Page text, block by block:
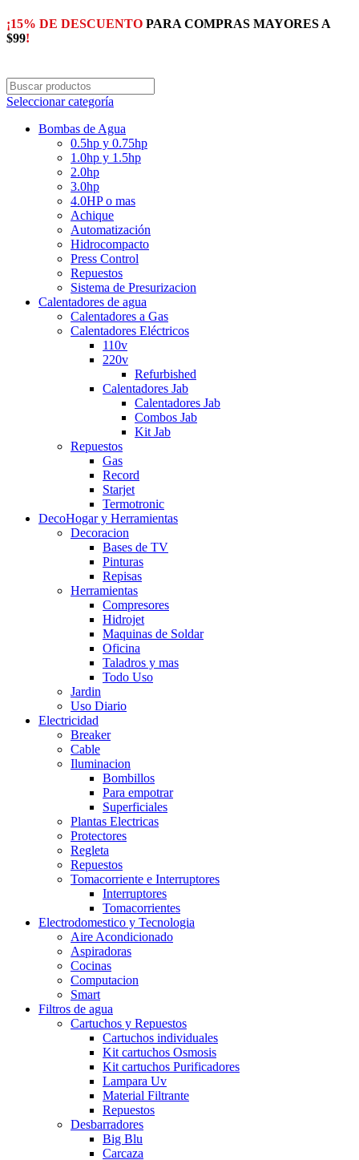
¡15% DE DESCUENTO PARA COMPRAS MAYORES A
$99!
Seleccionar categoría
Bombas de Agua
0.5hp y 0.75hp
1.0hp y 1.5hp
2.0hp
3.0hp
4.0HP o mas
Achique
Automatización
Hidrocompacto
Press Control
Repuestos
Sistema de Presurizacion
Calentadores de agua
Calentadores a Gas
Calentadores Eléctricos
110v
220v
Refurbished
Calentadores Jab
Calentadores Jab
Combos Jab
Kit Jab
Repuestos
Gas
Record
Starjet
Termotronic
DecoHogar y Herramientas
Decoracion
Bases de TV
Pinturas
Repisas
Herramientas
Compresores
Hidrojet
Maquinas de Soldar
Oficina
Taladros y mas
Todo Uso
Jardin
Uso Diario
Electricidad
Breaker
Cable
Iluminacion
Bombillos
Para empotrar
Superficiales
Plantas Electricas
Protectores
Regleta
Repuestos
Tomacorriente e Interruptores
Interruptores
Tomacorrientes
Electrodomestico y Tecnologia
Aire Acondicionado
Aspiradoras
Cocinas
Computacion
Smart
Filtros de agua
Cartuchos y Repuestos
Cartuchos individuales
Kit cartuchos Osmosis
Kit cartuchos Purificadores
Lampara Uv
Material Filtrante
Repuestos
Desbarradores
Big Blu
Carcaza